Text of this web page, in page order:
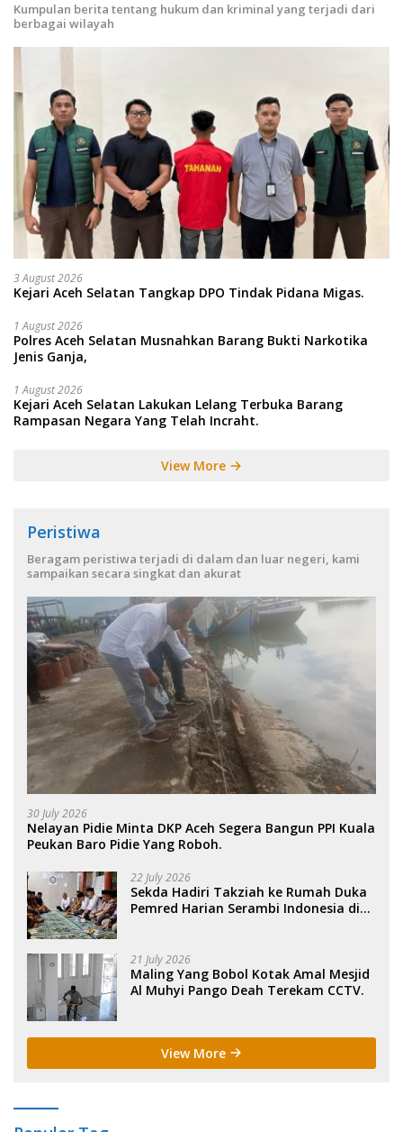
Kumpulan berita tentang hukum dan kriminal yang terjadi dari
berbagai wilayah
3 August 2026
Kejari Aceh Selatan Tangkap DPO Tindak Pidana Migas.
1 August 2026
Polres Aceh Selatan Musnahkan Barang Bukti Narkotika
Jenis Ganja,
1 August 2026
Kejari Aceh Selatan Lakukan Lelang Terbuka Barang
Rampasan Negara Yang Telah Incraht.
View More
Peristiwa
Beragam peristiwa terjadi di dalam dan luar negeri, kami
sampaikan secara singkat dan akurat
30 July 2026
Nelayan Pidie Minta DKP Aceh Segera Bangun PPI Kuala
Peukan Baro Pidie Yang Roboh.
22 July 2026
Sekda Hadiri Takziah ke Rumah Duka
Pemred Harian Serambi Indonesia di
21 July 2026
Maling Yang Bobol Kotak Amal Mesjid
Al Muhyi Pango Deah Terekam CCTV.
View More